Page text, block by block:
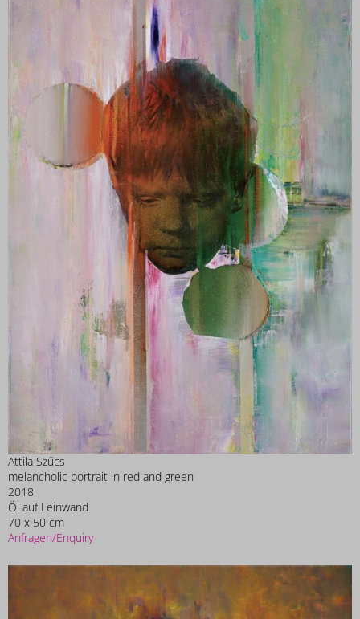
Attila Szűcs
melancholic portrait in red and green
2018
Öl auf Leinwand
70 x 50 cm
Anfragen/Enquiry